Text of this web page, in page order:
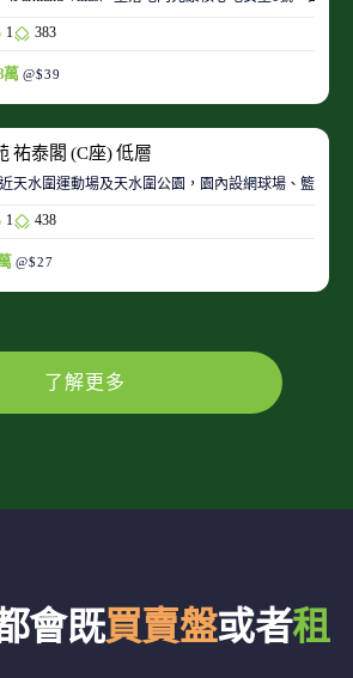
1 383
萬 @$39
祐泰閣 (C座) 低層
天水圍運動場及天水圍公園，園內設網球場、籃球
1 438
@$27
了解更多
會既買賣盤或者租